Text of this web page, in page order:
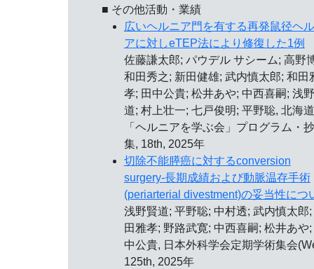
■ その他活動・業績
広いヘルニア門を有する再発鼠径ヘ
アに対しeTEP法により修復した1例
佐藤謙太郎; パウデル サシーム; 高野
和田秀之; 新田健雄; 武内慎太郎; 和田
孝; 田中公貴; 松井あや; 中西喜嗣; 浅
道; 村上壮一; 七戸俊明; 平野聡, 北海道
「ヘルニアを学ぶ会」プログラム・
集, 18th, 2025年
切除不能膵癌に対するconversion
surgery-長期成績および動脈温存手術
(periarterial divestment)の妥当性につ
浅野賢道; 平野聡; 中村透; 武内慎太郎;
田雅孝; 野路武寛; 中西喜嗣; 松井あや;
中公貴, 日本外科学会定期学術集会
125th, 2025年